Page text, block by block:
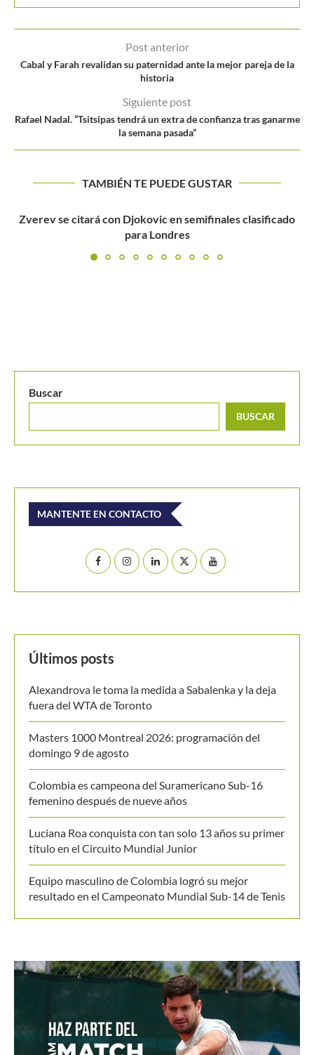
Post anterior
Cabal y Farah revalidan su paternidad ante la mejor pareja de la
historia
Siguiente post
Rafael Nadal. “Tsitsipas tendrá un extra de confianza tras ganarme
la semana pasada”
TAMBIÉN TE PUEDE GUSTAR
WTA 250 Hamburgo 2023: Arantxa Rus gana y es la...
MANTENTE EN CONTACTO
Últimos posts
fuera del WTA de Toronto
Masters 1000 Montreal 2026: programación del
Colombia es campeona del Suramericano Sub-16
femenino después de nueve años
Luciana Roa conquista con tan solo 13 años su primer
título en el Circuito Mundial Junior